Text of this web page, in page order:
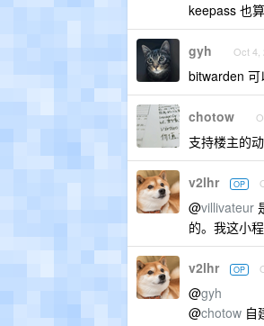
keepass 也
gyh Oct 4,
bitwarden
chotow
支持楼主的
v2lhr OP
@villivateur
的。我这小
v2lhr OP
@gyh
@chotow 自